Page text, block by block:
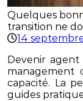
Quelques
transition ne
14
Devenir
management
capacité. La
guides